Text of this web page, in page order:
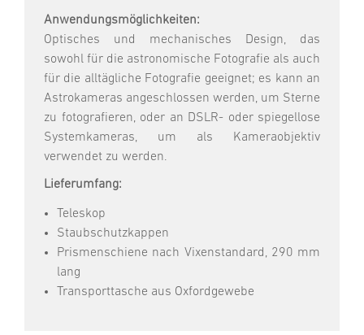
Anwendungsmöglichkeiten:
Optisches und mechanisches Design, das
sowohl für die astronomische Fotografie als auch
für die alltägliche Fotografie geeignet; es kann an
Astrokameras angeschlossen werden, um Sterne
zu fotografieren, oder an DSLR- oder spiegellose
Systemkameras, um als Kameraobjektiv
verwendet zu werden.
Lieferumfang:
Teleskop
Staubschutzkappen
Prismenschiene nach Vixenstandard, 290 mm
lang
Transporttasche aus Oxfordgewebe